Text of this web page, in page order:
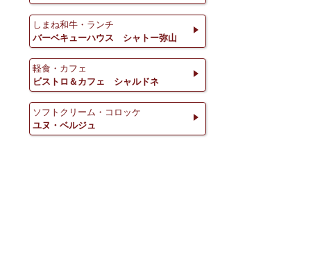
しまね和牛・ランチ
バーベキューハウス シャトー弥山
軽食・カフェ
ビストロ＆カフェ シャルドネ
ソフトクリーム・コロッケ
ユヌ・ベルジュ